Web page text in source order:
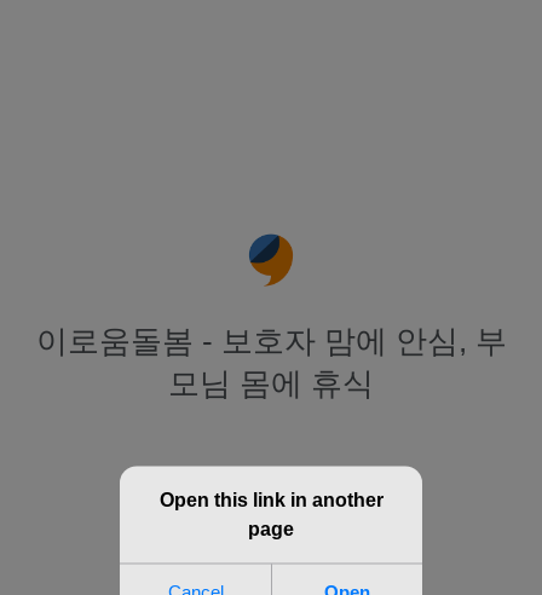
이로움돌봄 - 보호자 맘에 안심, 부
모님 몸에 휴식